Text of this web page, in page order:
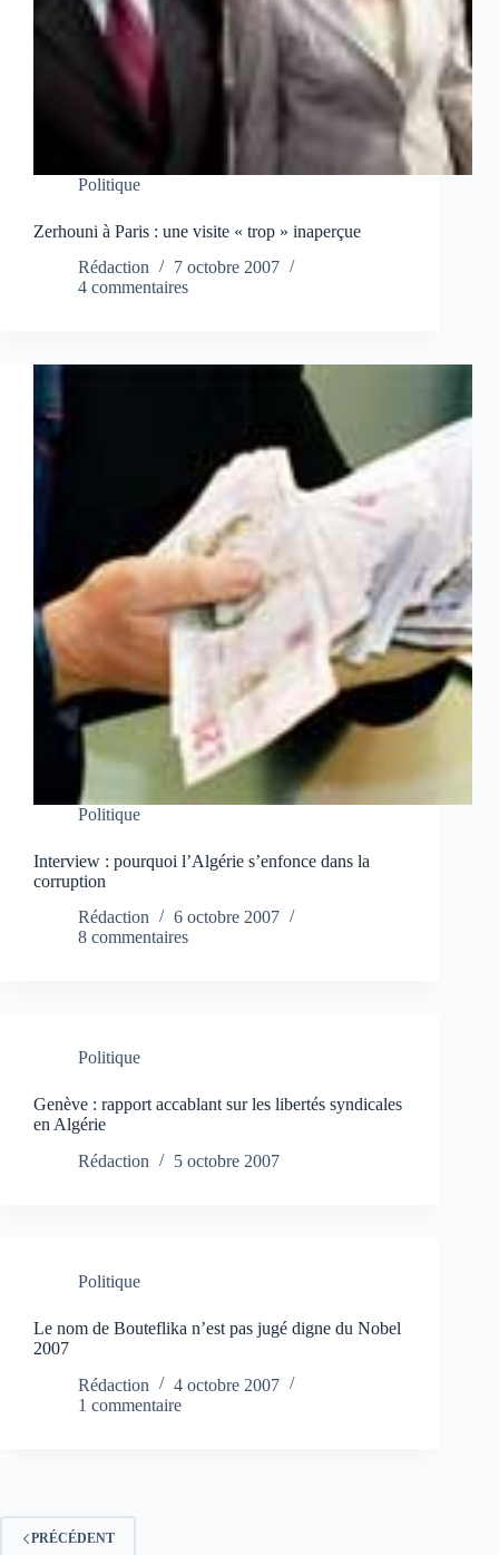
Politique
Zerhouni à Paris : une visite « trop » inaperçue
Rédaction
7 octobre 2007
4 commentaires
Politique
Interview : pourquoi l’Algérie s’enfonce dans la
corruption
Rédaction
6 octobre 2007
8 commentaires
Politique
Genève : rapport accablant sur les libertés syndicales
en Algérie
Rédaction
5 octobre 2007
Politique
Le nom de Bouteflika n’est pas jugé digne du Nobel
2007
Rédaction
4 octobre 2007
1 commentaire
PRÉCÉDENT